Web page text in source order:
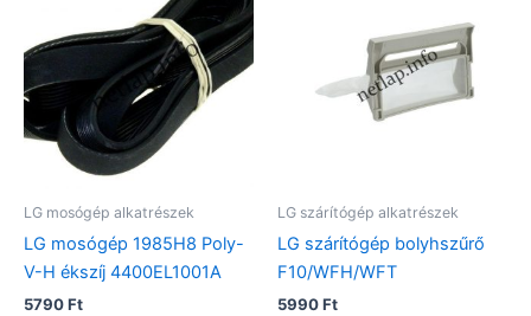
LG mosógép alkatrészek
LG mosógép 1985H8 Poly-
V-H ékszíj 4400EL1001A
5790Ft
LG szárítógép alkatrészek
LG szárítógép bolyhszűrő
F10/WFH/WFT
5990Ft